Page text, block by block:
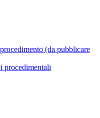
(da pubblicare
procedimentali